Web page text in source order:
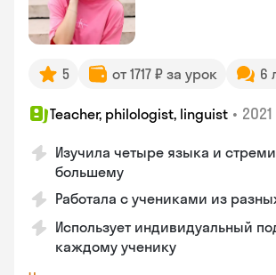
5 от 1717 ₽ за урок 6
Teacher, philologist, linguist • 2021
Изучила четыре языка и
большему
Работала с учениками из
Использует индивидуальный
каждому ученику